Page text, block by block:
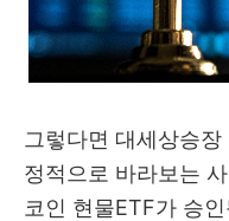
그렇다면 대세상승
정적으로 바라보는
코인 현물ETF가 승